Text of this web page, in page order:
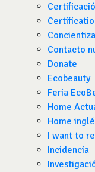
Contacto
Donate
Ecobeauty
Feria
Home
Home
I want to
Incidencia